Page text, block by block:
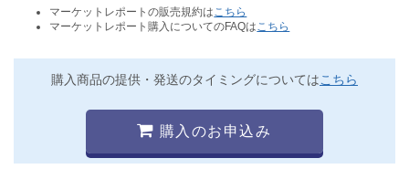
マーケットレポートの販売規約は こちら
マーケットレポート購入についてのFAQは こちら
購入商品の提供・発送のタイミングについてはこちら
購入のお申込み